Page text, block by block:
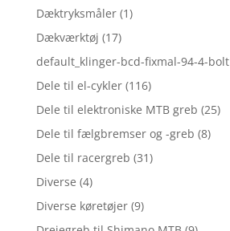
Dæktryksmåler (1)
Dækværktøj (17)
default_klinger-bcd-fixmal-94-4-bolt
Dele til el-cykler (116)
Dele til elektroniske MTB greb (25)
Dele til fælgbremser og -greb (8)
Dele til racergreb (31)
Diverse (4)
Diverse køretøjer (9)